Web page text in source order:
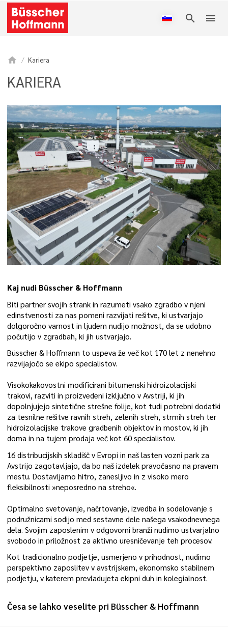
search menu
home Kariera
KARIERA
Kaj nudi Büsscher & Hoffmann
Biti partner svojih strank in razumeti vsako zgradbo v njeni
edinstvenosti za nas pomeni razvijati rešitve, ki ustvarjajo
dolgoročno varnost in ljudem nudijo možnost, da se udobno
počutijo v zgradbah, ki jih ustvarjajo.
Büsscher & Hoffmann to uspeva že več kot 170 let z nenehno
razvijajočo se ekipo specialistov.
Visokokakovostni modificirani bitumenski hidroizolacijski
trakovi, razviti in proizvedeni izključno v Avstriji, ki jih
dopolnjujejo sintetične strešne folije, kot tudi potrebni dodatki
za tesnilne rešitve ravnih streh, zelenih streh, strmih streh ter
hidroizolacijske trakove gradbenih objektov in mostov, ki jih
doma in na tujem prodaja več kot 60 specialistov.
16 distribucijskih skladišč v Evropi in naš lasten vozni park za
Avstrijo zagotavljajo, da bo naš izdelek pravočasno na pravem
mestu. Dostavljamo hitro, zanesljivo in z visoko mero
fleksibilnosti »neposredno na streho«.
Optimalno svetovanje, načrtovanje, izvedba in sodelovanje s
podružnicami sodijo med sestavne dele našega vsakodnevnega
dela. Svojim zaposlenim v odgovorni branži nudimo ustvarjalno
svobodo in priložnost za aktivno uresničevanje teh procesov.
Kot tradicionalno podjetje, usmerjeno v prihodnost, nudimo
perspektivno zaposlitev v avstrijskem, ekonomsko stabilnem
podjetju, v katerem prevladujeta ekipni duh in kolegialnost.
Česa se lahko veselite pri Büsscher & Hoffmann